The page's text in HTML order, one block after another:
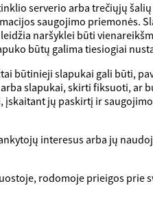
serverio arba trečiųjų
saugojimo priemonės.
naršyklei būti
būtų galima tiesiogiai
būtinieji slapukai gali būti,
slapukai, skirti fiksuoti, ar
jų paskirtį ir
interesus arba jų
rodomoje prieigos prie